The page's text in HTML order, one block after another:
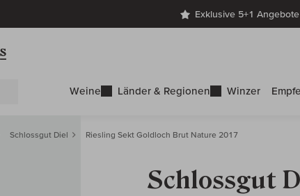
Exklusive 5+1
Weine Länder & Regionen Winzer
Schlossgut Diel Riesling Sekt Goldloch Brut Nature 2017
Schlossgut